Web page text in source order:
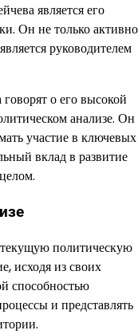
является его
Он не только активно
руководителем
о его высокой
анализе. Он
участие в ключевых
вклад в развитие
политическую
исходя из своих
способностью
и представлять